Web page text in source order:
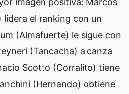
lidera el ranking con un
(Almafuerte) le sigue con
(Tancacha) alcanza
Scotto (Corralito) tiene
(Hernando) obtiene